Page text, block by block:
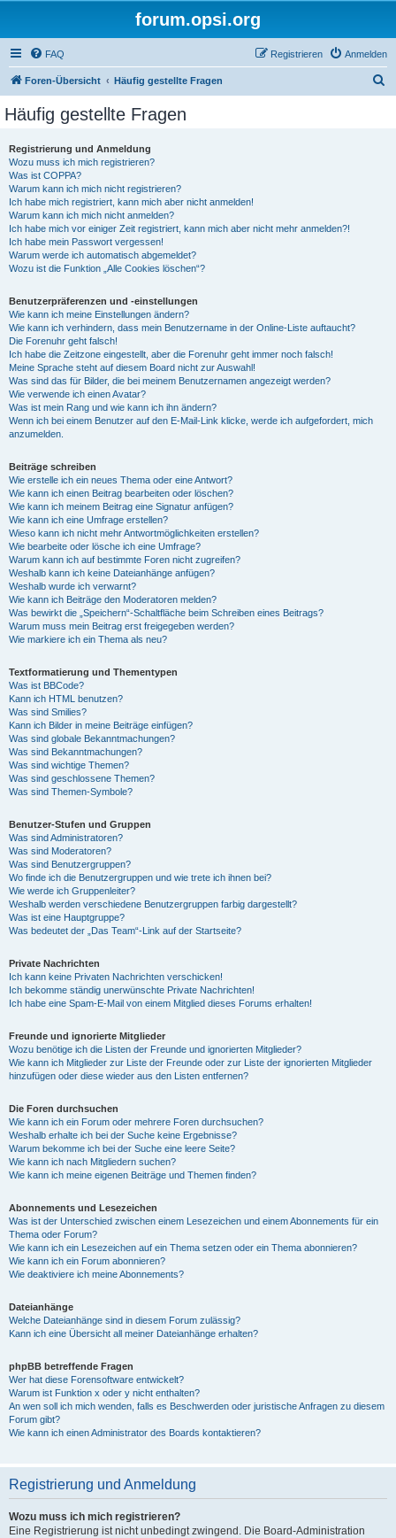
forum.opsi.org
FAQ Anmelden
Registrieren
Foren-Übersicht Häufig gestellte Fragen
Häufig gestellte Fragen
Registrierung und Anmeldung
Wozu muss ich mich registrieren?
Was ist COPPA?
Warum kann ich mich nicht registrieren?
Ich habe mich registriert, kann mich aber nicht anmelden!
Warum kann ich mich nicht anmelden?
Ich habe mich vor einiger Zeit registriert, kann mich aber nicht mehr anmelden?!
Ich habe mein Passwort vergessen!
Warum werde ich automatisch abgemeldet?
Wozu ist die Funktion „Alle Cookies löschen“?
Benutzerpräferenzen und -einstellungen
Wie kann ich meine Einstellungen ändern?
Wie kann ich verhindern, dass mein Benutzername in der Online-Liste auftaucht?
Die Forenuhr geht falsch!
Ich habe die Zeitzone eingestellt, aber die Forenuhr geht immer noch falsch!
Meine Sprache steht auf diesem Board nicht zur Auswahl!
Was sind das für Bilder, die bei meinem Benutzernamen angezeigt werden?
Wie verwende ich einen Avatar?
Was ist mein Rang und wie kann ich ihn ändern?
Wenn ich bei einem Benutzer auf den E-Mail-Link klicke, werde ich aufgefordert, mich
anzumelden.
Beiträge schreiben
Wie erstelle ich ein neues Thema oder eine Antwort?
Wie kann ich einen Beitrag bearbeiten oder löschen?
Wie kann ich meinem Beitrag eine Signatur anfügen?
Wie kann ich eine Umfrage erstellen?
Wieso kann ich nicht mehr Antwortmöglichkeiten erstellen?
Wie bearbeite oder lösche ich eine Umfrage?
Warum kann ich auf bestimmte Foren nicht zugreifen?
Weshalb kann ich keine Dateianhänge anfügen?
Weshalb wurde ich verwarnt?
Wie kann ich Beiträge den Moderatoren melden?
Was bewirkt die „Speichern“-Schaltfläche beim Schreiben eines Beitrags?
Warum muss mein Beitrag erst freigegeben werden?
Wie markiere ich ein Thema als neu?
Textformatierung und Thementypen
Was ist BBCode?
Kann ich HTML benutzen?
Was sind Smilies?
Kann ich Bilder in meine Beiträge einfügen?
Was sind globale Bekanntmachungen?
Was sind Bekanntmachungen?
Was sind wichtige Themen?
Was sind geschlossene Themen?
Was sind Themen-Symbole?
Benutzer-Stufen und Gruppen
Was sind Administratoren?
Was sind Moderatoren?
Was sind Benutzergruppen?
Wo finde ich die Benutzergruppen und wie trete ich ihnen bei?
Wie werde ich Gruppenleiter?
Weshalb werden verschiedene Benutzergruppen farbig dargestellt?
Was ist eine Hauptgruppe?
Was bedeutet der „Das Team“-Link auf der Startseite?
Private Nachrichten
Ich kann keine Privaten Nachrichten verschicken!
Ich bekomme ständig unerwünschte Private Nachrichten!
Ich habe eine Spam-E-Mail von einem Mitglied dieses Forums erhalten!
Freunde und ignorierte Mitglieder
Wozu benötige ich die Listen der Freunde und ignorierten Mitglieder?
Wie kann ich Mitglieder zur Liste der Freunde oder zur Liste der ignorierten Mitglieder
hinzufügen oder diese wieder aus den Listen entfernen?
Die Foren durchsuchen
Wie kann ich ein Forum oder mehrere Foren durchsuchen?
Weshalb erhalte ich bei der Suche keine Ergebnisse?
Warum bekomme ich bei der Suche eine leere Seite?
Wie kann ich nach Mitgliedern suchen?
Wie kann ich meine eigenen Beiträge und Themen finden?
Abonnements und Lesezeichen
Was ist der Unterschied zwischen einem Lesezeichen und einem Abonnements für ein
Thema oder Forum?
Wie kann ich ein Lesezeichen auf ein Thema setzen oder ein Thema abonnieren?
Wie kann ich ein Forum abonnieren?
Wie deaktiviere ich meine Abonnements?
Dateianhänge
Welche Dateianhänge sind in diesem Forum zulässig?
Kann ich eine Übersicht all meiner Dateianhänge erhalten?
phpBB betreffende Fragen
Wer hat diese Forensoftware entwickelt?
Warum ist Funktion x oder y nicht enthalten?
An wen soll ich mich wenden, falls es Beschwerden oder juristische Anfragen zu diesem
Forum gibt?
Wie kann ich einen Administrator des Boards kontaktieren?
Registrierung und Anmeldung
Wozu muss ich mich registrieren?
Eine Registrierung ist nicht unbedingt zwingend. Die Board-Administration